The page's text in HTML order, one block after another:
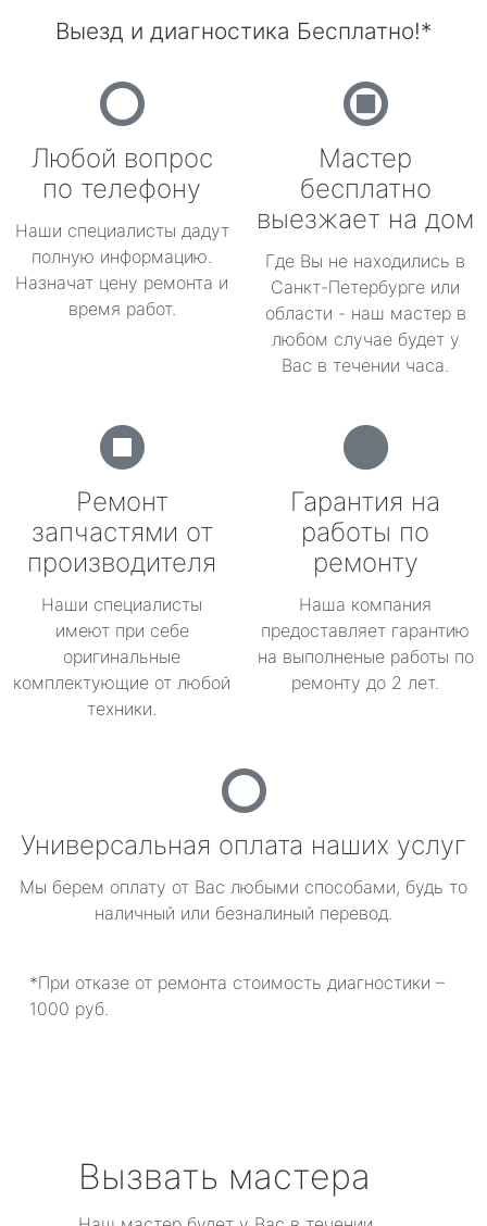
Выезд и диагностика Бесплатно!*
Любой вопрос
по телефону
Наши специалисты дадут
полную информацию.
Назначат цену ремонта и
время работ.
Мастер
бесплатно
выезжает на дом
Где Вы не находились в
Санкт-Петербурге или
области - наш мастер в
любом случае будет у
Вас в течении часа.
Ремонт
запчастями от
производителя
Наши специалисты
имеют при себе
оригинальные
комплектующие от любой
техники.
Гарантия на
работы по
ремонту
Наша компания
предоставляет гарантию
на выполненые работы по
ремонту до 2 лет.
Универсальная оплата наших услуг
Мы берем оплату от Вас любыми способами, будь то
наличный или безналиный перевод.
*При отказе от ремонта стоимость диагностики –
1000 руб.
Вызвать мастера